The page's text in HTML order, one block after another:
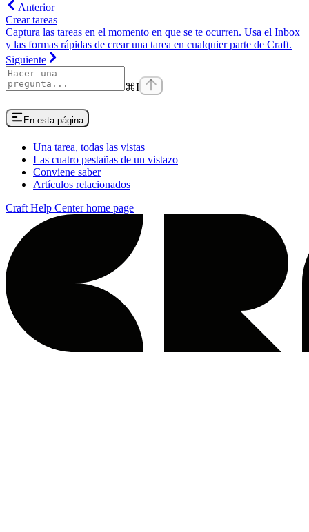
Anterior
Crear tareas
Captura las tareas en el momento en que se te ocurren. Usa el Inbox
y las formas rápidas de crear una tarea en cualquier parte de Craft.
Siguiente
⌘I
En esta página
Una tarea, todas las vistas
Las cuatro pestañas de un vistazo
Conviene saber
Artículos relacionados
Craft Help Centerhome page